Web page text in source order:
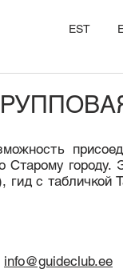
EST
Старому городу.
с табличкой
info@guideclub.ee